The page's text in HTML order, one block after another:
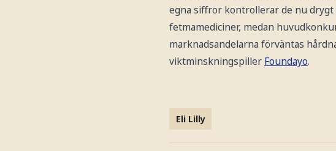
egna siffror kontrollerar de nu drygt
fetmamediciner, medan
marknadsandelarna förväntas
viktminskningspiller Foundayo.
Eli Lilly